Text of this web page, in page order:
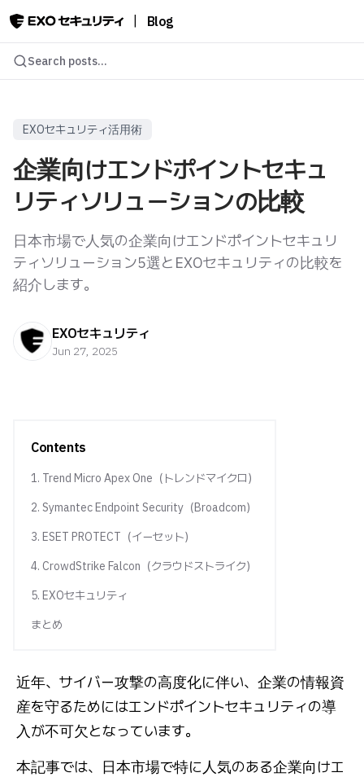
Blog
Search posts...
EXOセキュリティ活用術
企業向けエンドポイントセキュ
日本市場で人気の企業向けエンドポイントセキュリ
ティソリューション5選とEXOセキュリティの比較を
紹介します。
EXOセキュリティ
Jun 27, 2025
Contents
1. Trend Micro Apex One（トレンドマイクロ）
2. Symantec Endpoint Security（Broadcom）
3. ESET PROTECT（イーセット）
4. CrowdStrike Falcon（クラウドストライク）
5. EXOセキュリティ
まとめ
近年、サイバー攻撃の高度化に伴い、企業の情報資
産を守るためにはエンドポイントセキュリティの導
入が不可欠となっています。
本記事では、日本市場で特に人気のある企業向けエ